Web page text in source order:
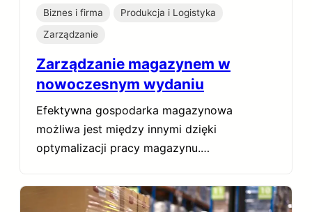
Biznes i firma
Produkcja i Logistyka
Zarządzanie
Zarządzanie magazynem w
nowoczesnym wydaniu
Efektywna gospodarka magazynowa
możliwa jest między innymi dzięki
optymalizacji pracy magazynu.…